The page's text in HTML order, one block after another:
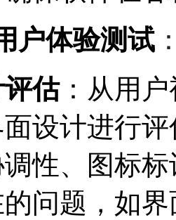
户体验测试
估：从用
设计进行
性、图标
问题，如